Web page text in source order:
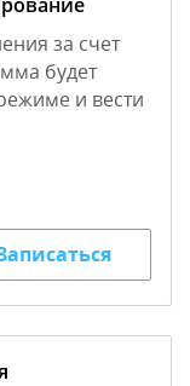
за счет
будет
и вести